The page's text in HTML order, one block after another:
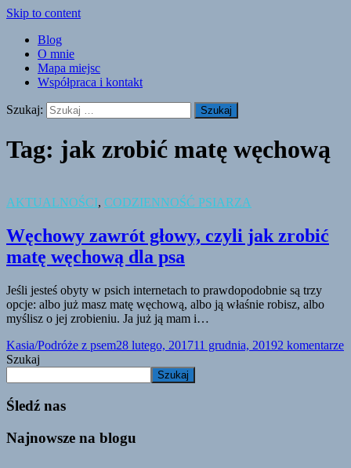
Skip to content
Blog
O mnie
Mapa miejsc
Współpraca i kontakt
Szukaj:
Tag: jak zrobić matę węchową
AKTUALNOŚCI, CODZIENNOŚĆ PSIARZA
Węchowy zawrót głowy, czyli jak zrobić
matę węchową dla psa
Jeśli jesteś obyty w psich internetach to prawdopodobnie są trzy
opcje: albo już masz matę węchową, albo ją właśnie robisz, albo
myślisz o jej zrobieniu. Ja już ją mam i…
Kasia/Podróże z psem28 lutego, 201711 grudnia, 20192 komentarze
Szukaj
Szukaj
Śledź nas
Najnowsze na blogu